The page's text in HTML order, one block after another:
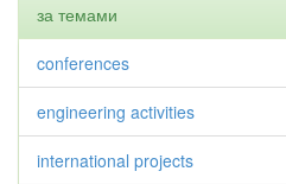
за темами
conferences
engineering activities
international projects